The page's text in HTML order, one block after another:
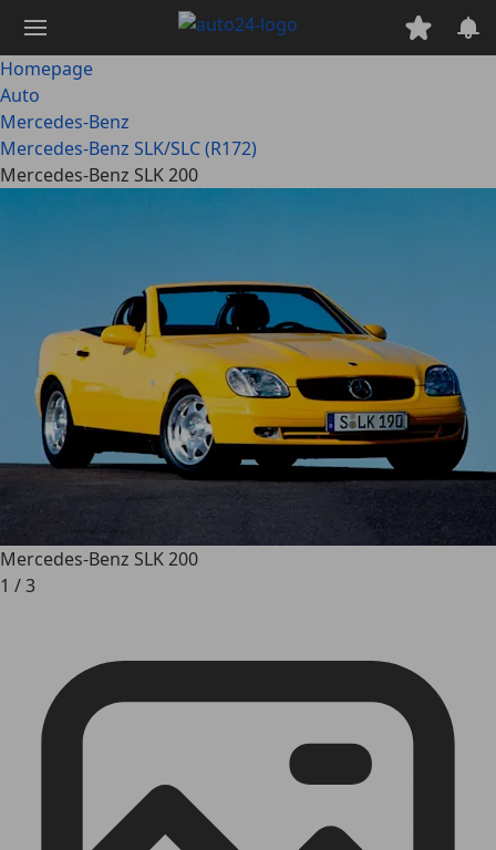
naar
hoofdinhoud
Homepage
Auto
Mercedes-Benz
Mercedes-Benz SLK/SLC (R172)
Mercedes-Benz SLK 200
Mercedes-Benz SLK 200
1 /3